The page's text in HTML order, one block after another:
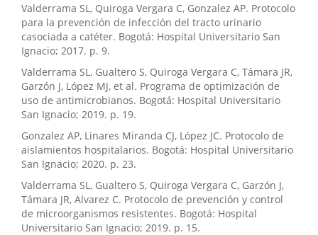
Valderrama SL, Quiroga Vergara C, Gonzalez AP. Protocolo
para la prevención de infección del tracto urinario
casociada a catéter. Bogotá: Hospital Universitario San
Ignacio; 2017. p. 9.
Valderrama SL, Gualtero S, Quiroga Vergara C, Támara JR,
Garzón J, López MJ, et al. Programa de optimización de
uso de antimicrobianos. Bogotá: Hospital Universitario
San Ignacio; 2019. p. 19.
Gonzalez AP, Linares Miranda CJ, López JC. Protocolo de
aislamientos hospitalarios. Bogotá: Hospital Universitario
San Ignacio; 2020. p. 23.
Valderrama SL, Gualtero S, Quiroga Vergara C, Garzón J,
Támara JR, Alvarez C. Protocolo de prevención y control
de microorganismos resistentes. Bogotá: Hospital
Universitario San Ignacio; 2019. p. 15.